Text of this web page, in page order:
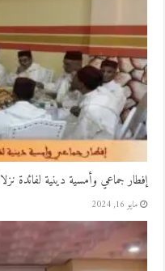
إفطار جماعي وأمسية دينية لفائدة
مايو 16, 2024